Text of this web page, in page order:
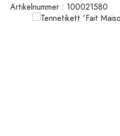
Artikelnummer : 100021580